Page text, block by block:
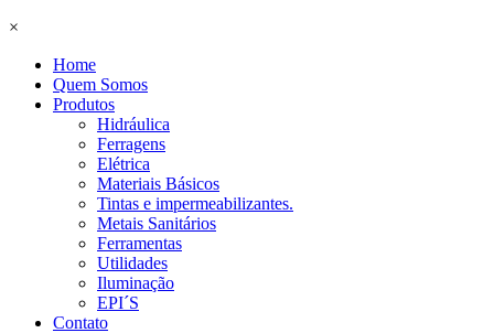
×
Home
Quem Somos
Produtos
Hidráulica
Ferragens
Elétrica
Materiais Básicos
Tintas e impermeabilizantes.
Metais Sanitários
Ferramentas
Utilidades
Iluminação
EPI´S
Contato